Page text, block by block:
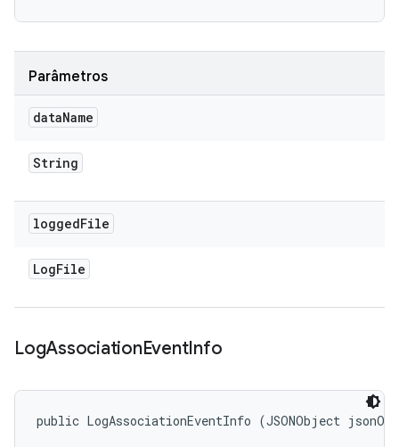
Parâmetros
dataName
String
loggedFile
LogFile
LogAssociationEventInfo
public LogAssociationEventInfo (JSONObject